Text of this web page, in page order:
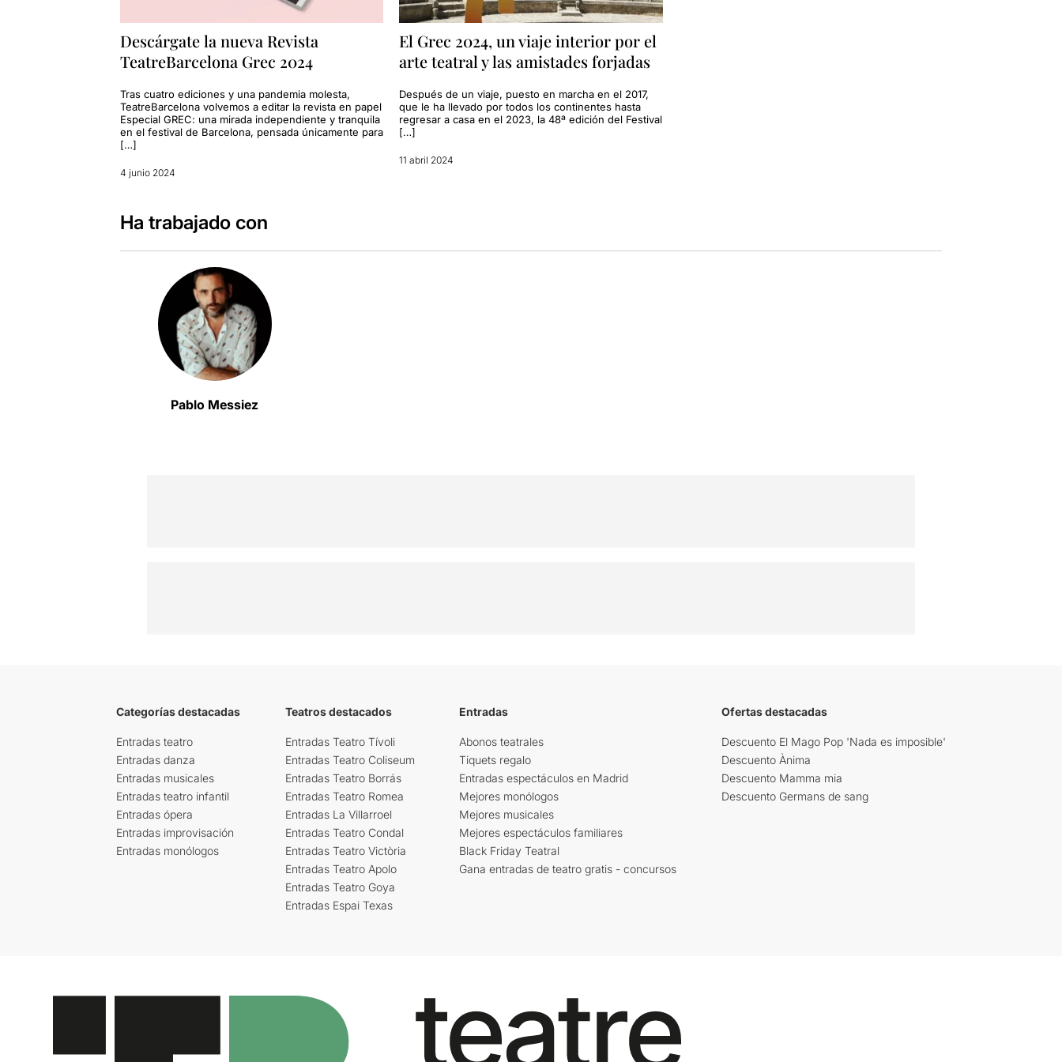
Descárgate la nueva Revista
TeatreBarcelona Grec 2024
Tras cuatro ediciones y una pandemia molesta,
TeatreBarcelona volvemos a editar la revista en papel
Especial GREC: una mirada independiente y tranquila
en el festival de Barcelona, pensada únicamente para
[…]
4 junio 2024
El Grec 2024, un viaje interior por el
arte teatral y las amistades forjadas
Después de un viaje, puesto en marcha en el 2017,
que le ha llevado por todos los continentes hasta
regresar a casa en el 2023, la 48ª edición del Festival
[…]
11 abril 2024
Ha trabajado con
Pablo Messiez
Categorías destacadas
Entradas teatro
Entradas danza
Entradas musicales
Entradas teatro infantil
Entradas ópera
Entradas improvisación
Entradas monólogos
Teatros destacados
Entradas Teatro Tívoli
Entradas Teatro Coliseum
Entradas Teatro Borrás
Entradas Teatro Romea
Entradas La Villarroel
Entradas Teatro Condal
Entradas Teatro Victòria
Entradas Teatro Apolo
Entradas Teatro Goya
Entradas Espai Texas
Entradas
Abonos teatrales
Tiquets regalo
Entradas espectáculos en Madrid
Mejores monólogos
Mejores musicales
Mejores espectáculos familiares
Black Friday Teatral
Gana entradas de teatro gratis - concursos
Ofertas destacadas
Descuento El Mago Pop 'Nada es imposible'
Descuento Ànima
Descuento Mamma mia
Descuento Germans de sang